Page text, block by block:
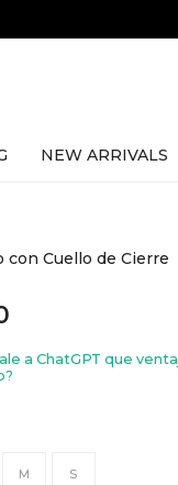
NEW ARRIVALS
con Cuello de Cierre
a ChatGPT que
M S